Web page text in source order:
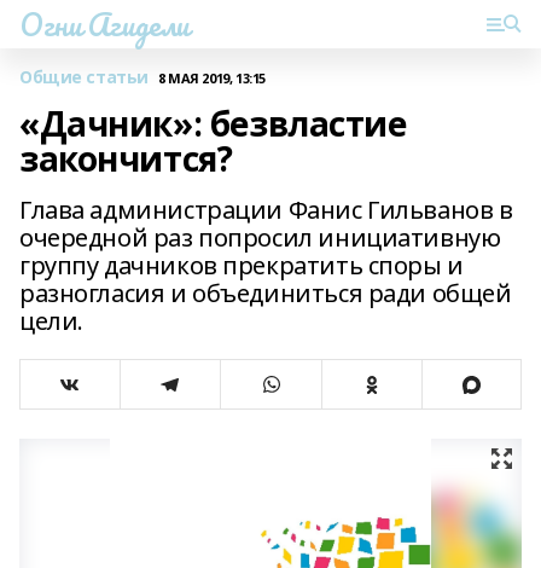
Огни Агидели
Общие статьи 8 МАЯ 2019, 13:15
«Дачник»: безвластие
закончится?
Глава администрации Фанис Гильванов в
очередной раз попросил инициативную
группу дачников прекратить споры и
разногласия и объединиться ради общей
цели.